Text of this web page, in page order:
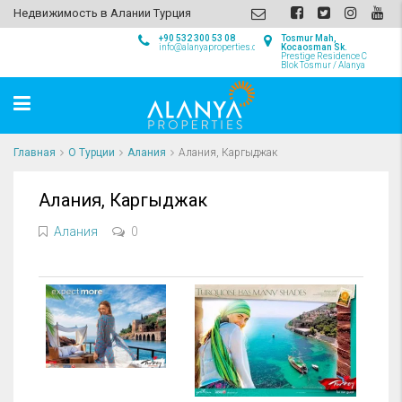
Недвижимость в Алании Турция
Tosmur Mah,
Kocaosman Sk.
Prestige Residence C
Blok Tosmur / Alanya
+90 532 300 53 08
info@alanyaproperties.com
Главная О Турции Алания Алания, Каргыджак
Алания, Каргыджак
Алания 0